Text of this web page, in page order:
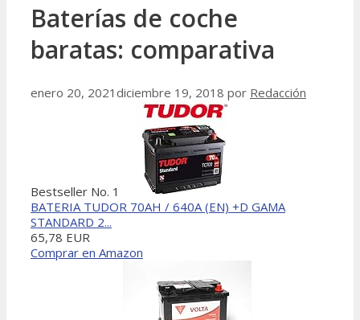
Baterías de coche
baratas: comparativa
enero 20, 2021 diciembre 19, 2018 por Redacción
Bestseller No. 1
BATERIA TUDOR 70AH / 640A (EN) +D GAMA
STANDARD 2...
65,78 EUR
Comprar en Amazon